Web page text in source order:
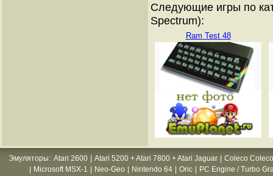
Следующие игры по
Spectrum):
Ram Test 48
Эмуляторы : Atari 2600 Atari 5200 + Atari 7800 + Atari Jaguar
Coleco
Microsoft MSX-1 Neo-Geo Nintendo 64 Oric PC Engine / Turbo